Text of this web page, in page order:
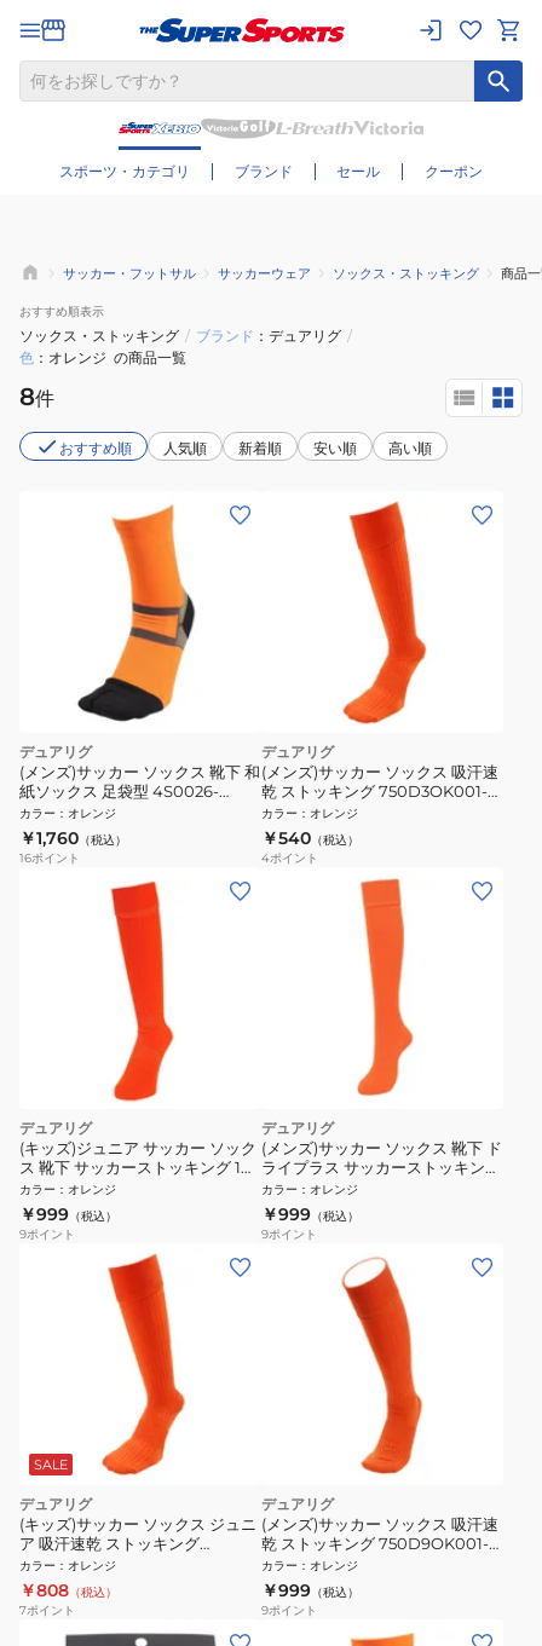
スポーツ・カテゴリ ブランド セール クーポン
さらに絞り込む
サッカー・フットサル サッカーウェア ソックス・ストッキング 商品
おすすめ順表示
ソックス・ストッキング / ブランド デュアリグ /
色
オレンジ の商品一覧
8件
おすすめ順 人気順 新着順 安い順 高い順
デュアリグ
(メンズ)サッカー ソックス 靴下 和
紙ソックス 足袋型 4S0026-
SCAC-750KM ORG
カラー ： オレンジ
￥1,760 （税込）
16ポイント
デュアリグ
(メンズ)サッカー ソックス 吸汗速
乾 ストッキング 750D3OK001-
ORG-M 靴下
カラー ： オレンジ
￥540 （税込）
4ポイント
デュアリグ
(キッズ)ジュニア サッカー ソック
ス 靴下 サッカーストッキング 1足
組 J 3S0050-SCAC-750OK
ORG-J 速乾
カラー ： オレンジ
￥999 （税込）
9ポイント
デュアリグ
(メンズ)サッカー ソックス 靴下 ド
ライプラス サッカーストッキング
1足組 3S0051-SCAC-750OK
ORG-M 速乾
カラー ： オレンジ
￥999 （税込）
9ポイント
SALE
デュアリグ
(キッズ)サッカー ソックス ジュニ
ア 吸汗速乾 ストッキング
750D3OK001-ORG-J 靴下 子供
カラー ： オレンジ
￥808 （税込）
7ポイント
デュアリグ
(メンズ)サッカー ソックス 吸汗速
乾 ストッキング 750D9OK001-
ORG-M 靴下
カラー ： オレンジ
￥999 （税込）
9ポイント